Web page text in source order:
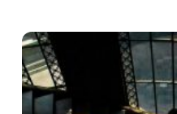
svenska popbandet
arv har lämna...